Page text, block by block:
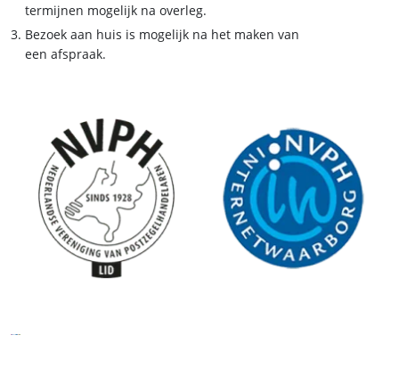
termijnen mogelijk na overleg.
Bezoek aan huis is mogelijk na het maken van
een afspraak.